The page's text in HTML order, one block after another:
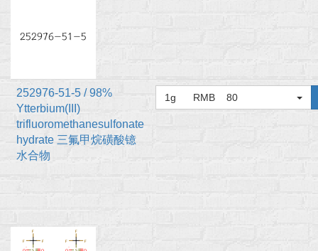
252976-51-5 / 98%
Ytterbium(III)
trifluoromethanesulfonate
hydrate 三氟甲烷磺酸镱
水合物
1g RMB 80